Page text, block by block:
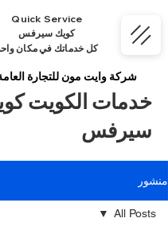
Quick Service
كويك سيرفس
كل خدماتك في مكان
شركة وايت مون للتجارة
خدمات الكويت
سيرفس
منشور
All Posts